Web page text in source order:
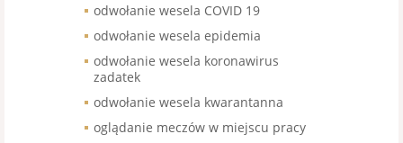
odwołanie wesela COVID 19
odwołanie wesela epidemia
odwołanie wesela koronawirus
zadatek
odwołanie wesela kwarantanna
oglądanie meczów w miejscu pracy